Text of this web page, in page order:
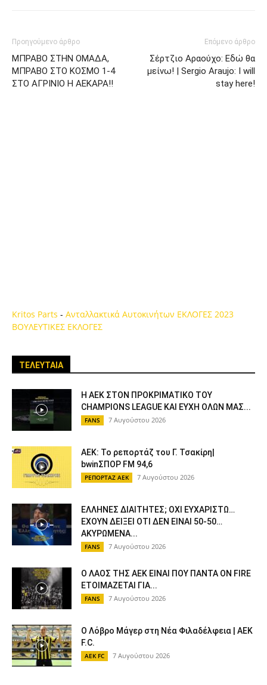
Προηγούμενο άρθρο
ΜΠΡΑΒΟ ΣΤΗΝ ΟΜΑΔΑ,
ΜΠΡΑΒΟ ΣΤΟ ΚΟΣΜΟ 1-4
ΣΤΟ ΑΓΡΙΝΙΟ Η ΑΕΚΑΡΑ!!
Επόμενο άρθρο
Σέρτζιο Αραούχο: Εδώ θα
μείνω! | Sergio Araujo: I will
stay here!
Kritos Parts - Ανταλλακτικά Αυτοκινήτων ΕΚΛΟΓΕΣ 2023
ΒΟΥΛΕΥΤΙΚΕΣ ΕΚΛΟΓΕΣ
ΤΕΛΕΥΤΑΙΑ
Η ΑΕΚ ΣΤΟΝ ΠΡΟΚΡΙΜΑΤΙΚΟ ΤΟΥ
CHAMPIONS LEAGUE ΚΑΙ ΕΥΧΗ ΟΛΩΝ ΜΑΣ...
FANS 7 Αυγούστου 2026
ΑΕΚ: Το ρεπορτάζ του Γ. Τσακίρη|
bwinΣΠΟΡ FM 94,6
ΡΕΠΟΡΤΑΖ ΑΕΚ 7 Αυγούστου 2026
ΕΛΛΗΝΕΣ ΔΙΑΙΤΗΤΕΣ; ΟΧΙ ΕΥΧΑΡΙΣΤΩ…
ΕΧΟΥΝ ΔΕΙΞΕΙ ΟΤΙ ΔΕΝ ΕΙΝΑΙ 50-50…
ΑΚΥΡΩΜΕΝΑ...
FANS 7 Αυγούστου 2026
Ο ΛΑΟΣ ΤΗΣ ΑΕΚ ΕΙΝΑΙ ΠΟΥ ΠΑΝΤΑ ON FIRE
ΕΤΟΙΜΑΖΕΤΑΙ ΓΙΑ...
FANS 7 Αυγούστου 2026
Ο Λόβρο Μάγερ στη Νέα Φιλαδέλφεια | AEK
F.C.
AEK FC 7 Αυγούστου 2026